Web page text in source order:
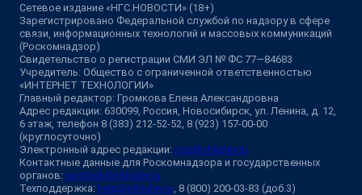
Сетевое издание «НГС.НОВОСТИ» (18+)
Зарегистрировано Федеральной службой по надзору в сфере
связи, информационных технологий и массовых коммуникаций
(Роскомнадзор)
Свидетельство о регистрации СМИ ЭЛ № ФС 77—84683
Учредитель: Общество с ограниченной ответственностью
«ИНТЕРНЕТ ТЕХНОЛОГИИ»
Главный редактор: Громкова Елена Александровна
Адрес редакции: 630099, Россия, Новосибирск, ул. Ленина, д. 12,
6 этаж, телефон 8 (383) 212-52-52, 8 (923) 157-00-00
(круглосуточно)
Электронный адрес редакции: ngs@shkulev.ru
Контактные данные для Роскомнадзора и государственных
органов: juristnsk@shkulev.ru
Техподдержка: help@shkulev.ru , 8 (800) 200-03-83 (доб.3)